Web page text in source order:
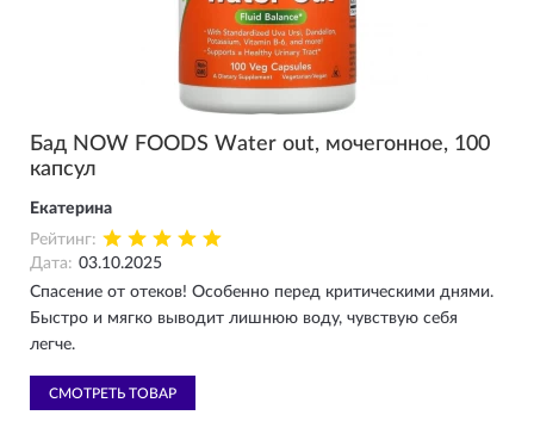
Бад NOW FOODS Wаter out, мочегонное, 100
капсул
Екатерина
Рейтинг:
Дата: 03.10.2025
Спасение от отеков! Особенно перед критическими днями.
Быстро и мягко выводит лишнюю воду, чувствую себя
легче.
СМОТРЕТЬ ТОВАР